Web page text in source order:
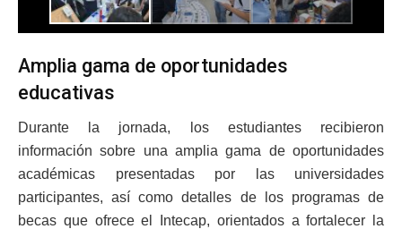
Amplia gama de oportunidades
educativas
Durante la jornada, los estudiantes recibieron
información sobre una amplia gama de oportunidades
académicas presentadas por las universidades
participantes, así como detalles de los programas de
becas que ofrece el Intecap, orientados a fortalecer la